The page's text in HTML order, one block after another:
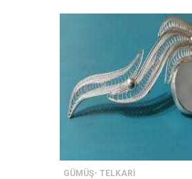
GÜMÜŞ- TELKARİ